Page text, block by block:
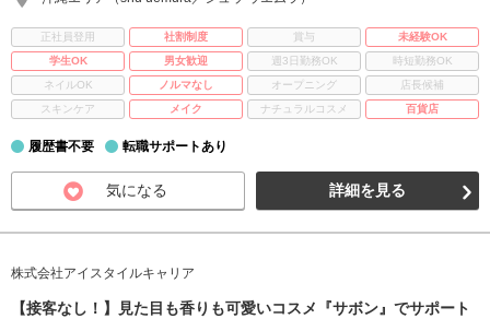
正社員登用 社割制度 賞与
未経験OK
学生OK
男女歓迎 週3日勤務OK
時短勤務OK
ネイルOK
ノルマなし オープニング
店長候補
スキンケア
メイク ナチュラルコスメ 百貨店
履歴書不要 転職サポートあり
気になる 詳細を見る
株式会社アイスタイルキャリア
【接客なし！】見た目も香りも可愛いコスメ『サボン』でサポート